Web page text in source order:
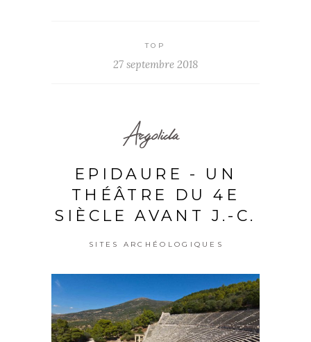
TOP
27 septembre 2018
Argolida
EPIDAURE - UN
THÉÂTRE DU 4E
SIÈCLE AVANT J.-C.
SITES ARCHÉOLOGIQUES